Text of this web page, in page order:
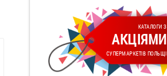
КАТАЛОГИ З
АКЦІЯМИ
СУПЕРМАРКЕТІВ ПОЛЬЩІ